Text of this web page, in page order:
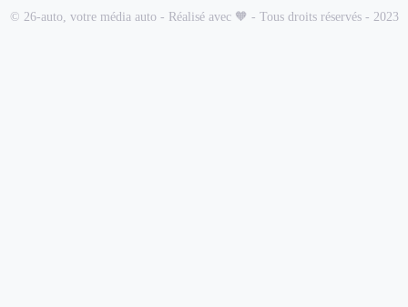
© 26-auto, votre média auto - Réalisé avec 🧡 - Tous droits réservés - 2023